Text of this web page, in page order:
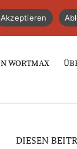
WORTMAX
DIESEN
Akzeptieren